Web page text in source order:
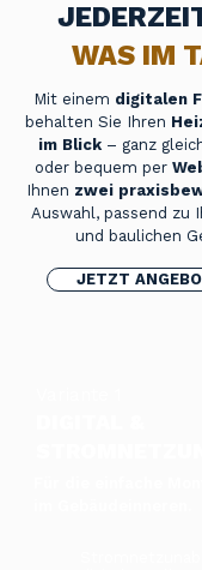
WAS IM
Mit einem digitalen
behalten Sie Ihren
im Blick– ganz
oder bequem per
Ihnen zwei
Auswahl, passend zu
und baulichen
JETZT